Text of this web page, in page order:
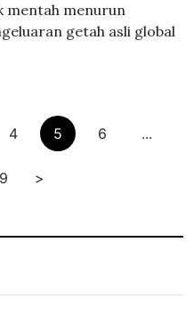
mentah menurun
getah asli global
4 5 6 ...
>